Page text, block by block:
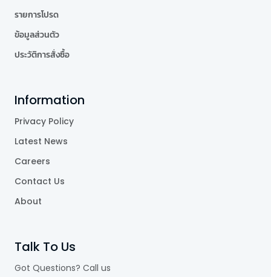
รายการโปรด
ข้อมูลส่วนตัว
ประวัติการสั่งซื้อ
Information
Privacy Policy
Latest News
Careers
Contact Us
About
Talk To Us
Got Questions? Call us